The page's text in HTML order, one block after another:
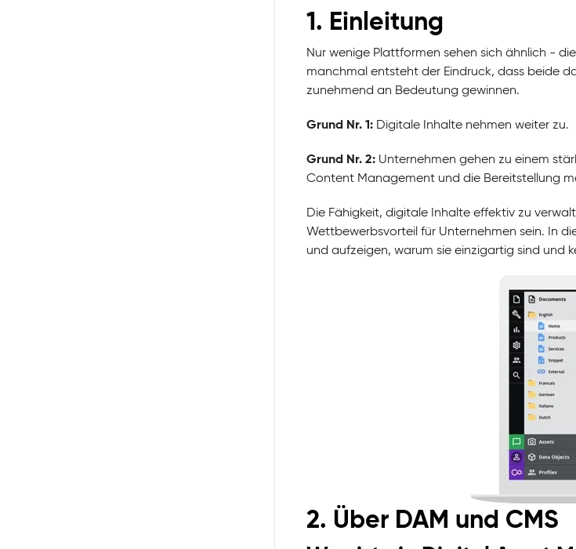
1. Einleitung
Nur wenige Plattformen sehen sich ähnlich -
manchmal entsteht der Eindruck, dass beide
zunehmend an Bedeutung gewinnen.
Grund Nr. 1:Digitale Inhalte nehmen weiter zu.
Grund Nr. 2:Unternehmen gehen zu einem
Content Management und die Bereitstellung
Die Fähigkeit, digitale Inhalte effektiv zu
Wettbewerbsvorteil für Unternehmen sein. In
und aufzeigen, warum sie einzigartig sind und
2. Über DAM und CMS